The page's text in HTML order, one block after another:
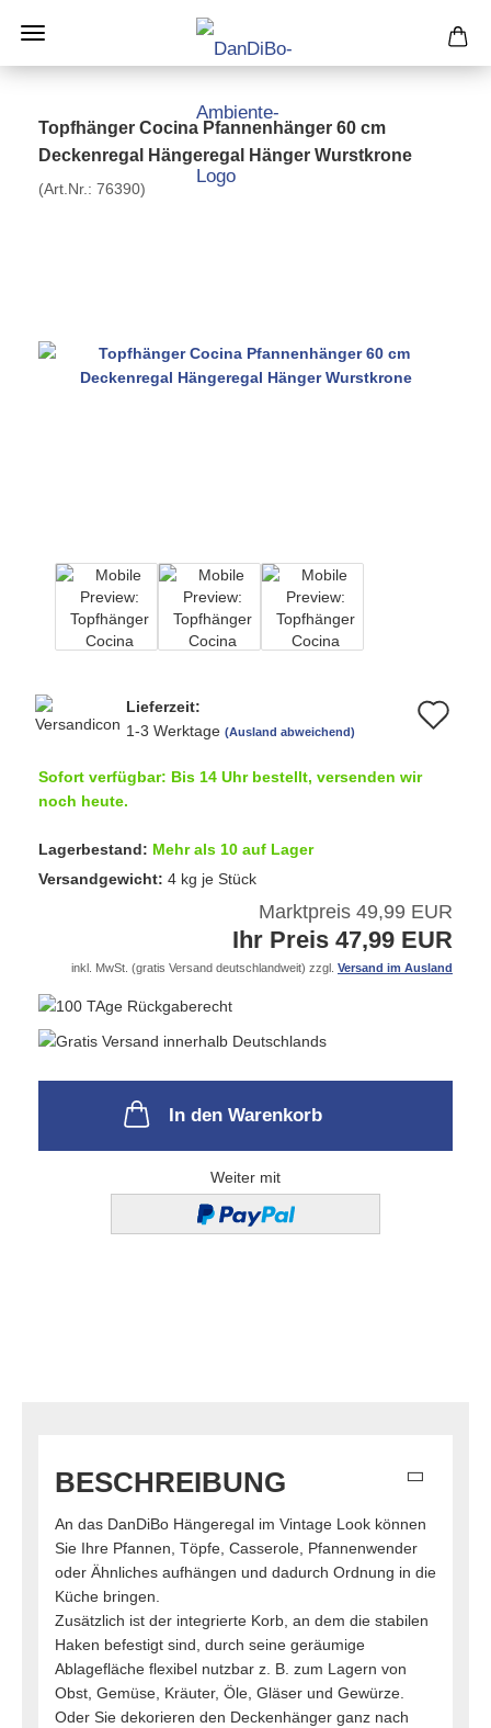
Topfhänger Cocina Pfannenhänger 60 cm
Deckenregal Hängeregal Hänger Wurstkrone
(Art.Nr.: 76390)
Lieferzeit:
1-3 Werktage (Ausland abweichend)
Sofort verfügbar: Bis 14 Uhr bestellt, versenden wir
noch heute.
Lagerbestand: Mehr als 10 auf Lager
Versandgewicht: 4 kg je Stück
Marktpreis 49,99 EUR
Ihr Preis 47,99 EUR
inkl. MwSt. (gratis Versand deutschlandweit) zzgl. Versand im Ausland
In den Warenkorb
Weiter mit
BESCHREIBUNG
An das DanDiBo Hängeregal im Vintage Look können
Sie Ihre Pfannen, Töpfe, Casserole, Pfannenwender
oder Ähnliches aufhängen und dadurch Ordnung in die
Küche bringen.
Zusätzlich ist der integrierte Korb, an dem die stabilen
Haken befestigt sind, durch seine geräumige
Ablagefläche flexibel nutzbar z. B. zum Lagern von
Obst, Gemüse, Kräuter, Öle, Gläser und Gewürze.
Oder Sie dekorieren den Deckenhänger ganz nach